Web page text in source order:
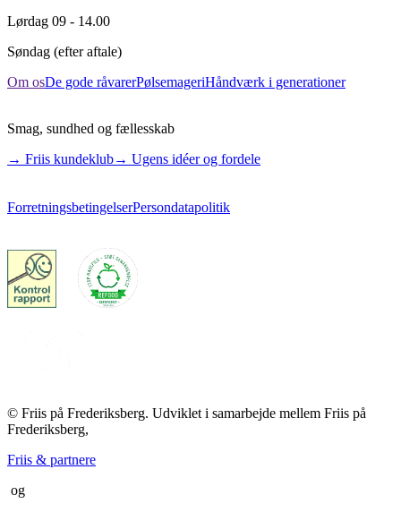
Lørdag 09 - 14.00
Søndag (efter aftale)
Om osDe gode råvarerPølsemageriHåndværk i generationer
Smag, sundhed og fællesskab
→ Friis kundeklub→ Ugens idéer og fordele
ForretningsbetingelserPersondatapolitik
© Friis på Frederiksberg. Udviklet i samarbejde mellem Friis på
Frederiksberg,
Friis & partnere
og